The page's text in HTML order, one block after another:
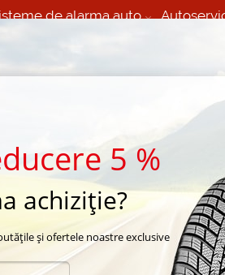
de alarma auto
МКПП in Chisinau
5 %
achiziție?
și ofertele noastre exclusive